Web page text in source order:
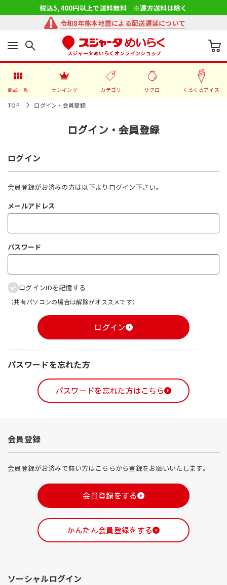
税込5,400円以上で送料無料 ※遠方送料は除く
令和8年熊本地震による配送遅延について
スジャータめいらくオンラインショップ
商品一覧 ランキング カテゴリ ザクロ くるくるアイス
TOP ログイン・会員登録
ログイン・会員登録
ログイン
会員登録がお済みの方は以下よりログイン下さい。
メールアドレス
パスワード
ログインIDを記憶する
（共有パソコンの場合は解除がオススメです）
ログイン
パスワードを忘れた方
パスワードを忘れた方はこちら
会員登録
会員登録がお済みで無い方はこちらから登録をお願いいたします。
会員登録をする
かんたん会員登録をする
ソーシャルログイン